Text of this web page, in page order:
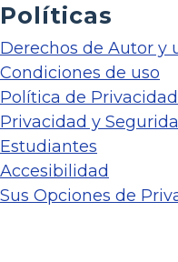
Políticas
Derechos de Autor y
Condiciones de uso
Política de Privacidad
Privacidad y
Estudiantes
Accesibilidad
Sus Opciones de